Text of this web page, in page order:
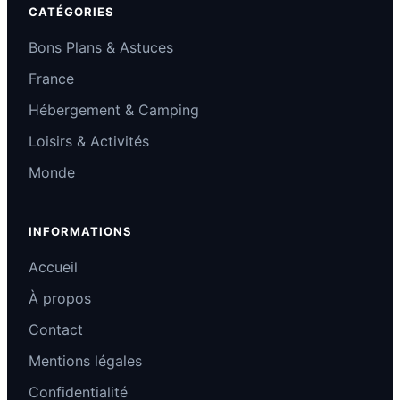
CATÉGORIES
Bons Plans & Astuces
France
Hébergement & Camping
Loisirs & Activités
Monde
INFORMATIONS
Accueil
À propos
Contact
Mentions légales
Confidentialité